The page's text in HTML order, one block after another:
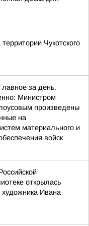
Чукотского
за день.
Министром
произведены
на
материального и
войск
открылась
Ивана